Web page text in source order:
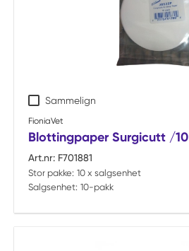
Sammelign
FioniaVet
Blottingpaper Surgicutt /10
Art.nr: F701881
Stor pakke: 10 x salgsenhet
Salgsenhet: 10-pakk